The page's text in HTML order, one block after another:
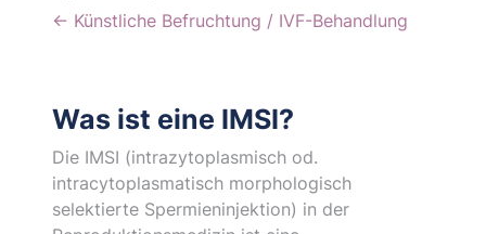
← Künstliche Befruchtung / IVF-Behandlung
Was ist eine IMSI?
Die IMSI (intrazytoplasmisch od.
intracytoplasmatisch morphologisch
selektierte Spermieninjektion) in der